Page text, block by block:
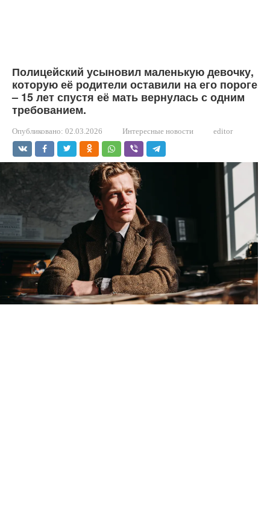
Полицейский усыновил маленькую девочку,
которую её родители оставили на его пороге
– 15 лет спустя её мать вернулась с одним
требованием.
Опубликовано: 02.03.2026 Интересные новости editor